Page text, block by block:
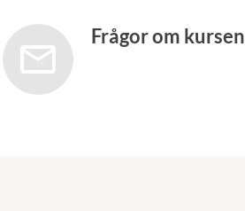
Frågor om kursen